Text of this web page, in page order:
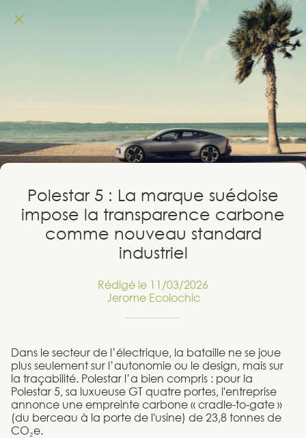
Polestar 5 : La marque suédoise
impose la transparence carbone
comme nouveau standard
industriel
Rédigé le 11/03/2026
Jerome Ecolochic
Dans le secteur de l’électrique, la bataille ne se joue
plus seulement sur l’autonomie ou le design, mais sur
la traçabilité. Polestar l’a bien compris : pour la
Polestar 5, sa luxueuse GT quatre portes, l'entreprise
annonce une empreinte carbone « cradle-to-gate »
(du berceau à la porte de l'usine) de 23,8 tonnes de
CO₂e.